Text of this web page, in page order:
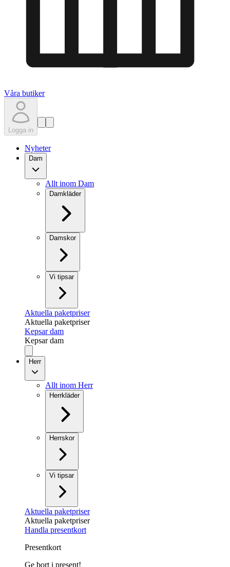
Våra butiker
Logga in
Nyheter
Dam
Allt inom Dam
Damkläder
Damskor
Vi tipsar
Aktuella paketpriser
Aktuella paketpriser
Kepsar dam
Kepsar dam
Herr
Allt inom Herr
Herrkläder
Herrskor
Vi tipsar
Aktuella paketpriser
Aktuella paketpriser
Handla presentkort
Presentkort
Ge bort i present!